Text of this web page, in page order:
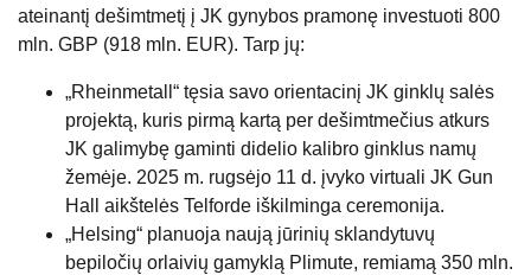
ateinantį dešimtmetį į JK gynybos pramonę investuoti 800
mln. GBP (918 mln. EUR). Tarp jų:
„Rheinmetall“ tęsia savo orientacinį JK ginklų salės
projektą, kuris pirmą kartą per dešimtmečius atkurs
JK galimybę gaminti didelio kalibro ginklus namų
žemėje. 2025 m. rugsėjo 11 d. įvyko virtuali JK Gun
Hall aikštelės Telforde iškilminga ceremonija.
„Helsing“ planuoja naują jūrinių sklandytuvų
bepiločių orlaivių gamyklą Plimute, remiamą 350 mln.